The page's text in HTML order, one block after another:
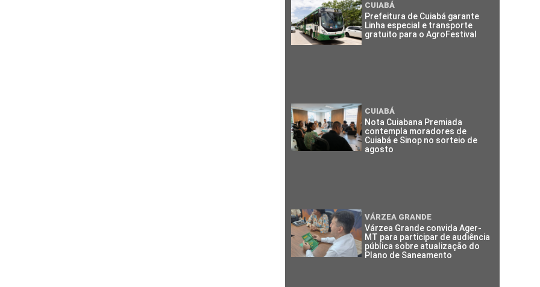
CUIABÁ
Prefeitura de Cuiabá garante
Linha especial e transporte
gratuito para o AgroFestival
CUIABÁ
Nota Cuiabana Premiada
contempla moradores de
Cuiabá e Sinop no sorteio de
agosto
VÁRZEA GRANDE
Várzea Grande convida Ager-
MT para participar de audiência
pública sobre atualização do
Plano de Saneamento